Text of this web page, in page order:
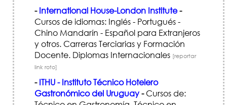
- International House-London Institute-
Cursos de idiomas: Inglés - Portugués -
Chino Mandarín - Español para Extranjeros
y otros. Carreras Terciarias y Formación
Docente. Diplomas Internacionales [reportar
link roto]
- ITHU - Instituto Técnico Hotelero
Gastronómico del Uruguay-Cursos de: